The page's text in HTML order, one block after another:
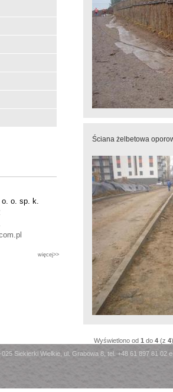
o. sp. k.
więcej>>
Ściana żelbetowa
Wyświetlono od 1 do 4 (z 4)
Siekierki Wielkie, ul. Grabowa 8, tel. +48 61 897 81 02